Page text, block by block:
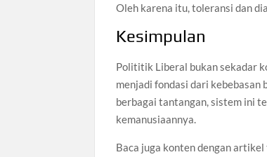
Oleh karena itu, toleransi dan
Kesimpulan
Polititik Liberal bukan sekadar
menjadi fondasi dari kebebasan
berbagai tantangan, sistem ini
kemanusiaannya.
Baca juga konten dengan